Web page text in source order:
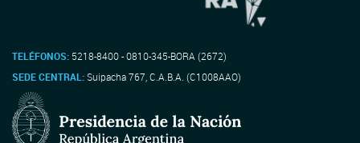
TELÉFONOS: 5218-8400 - 0810-345-BORA (2672)
SEDE CENTRAL:Suipacha 767, C.A.B.A. (C1008AAO)